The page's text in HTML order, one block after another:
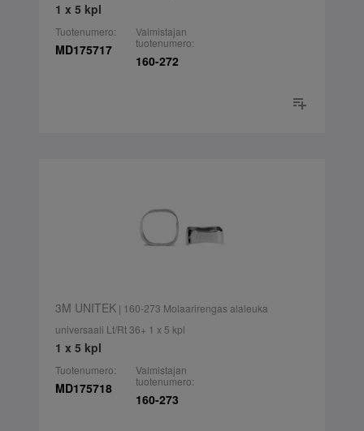
1 x 5 kpl
Tuotenumero:
MD175717
Valmistajan
tuotenumero:
160-272
3M UNITEK| 160-273 Molaarirengas alaleuka
universaali Lt/Rt 36+ 1 x 5 kpl
1 x 5 kpl
Tuotenumero:
MD175718
Valmistajan
tuotenumero:
160-273